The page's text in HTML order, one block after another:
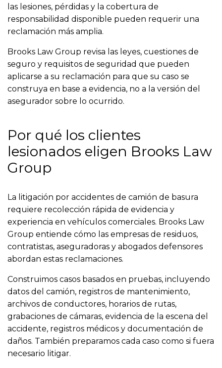
las lesiones, pérdidas y la cobertura de
responsabilidad disponible pueden requerir una
reclamación más amplia.
Brooks Law Group revisa las leyes, cuestiones de
seguro y requisitos de seguridad que pueden
aplicarse a su reclamación para que su caso se
construya en base a evidencia, no a la versión del
asegurador sobre lo ocurrido.
Por qué los clientes
lesionados eligen Brooks Law
Group
La litigación por accidentes de camión de basura
requiere recolección rápida de evidencia y
experiencia en vehículos comerciales. Brooks Law
Group entiende cómo las empresas de residuos,
contratistas, aseguradoras y abogados defensores
abordan estas reclamaciones.
Construimos casos basados en pruebas, incluyendo
datos del camión, registros de mantenimiento,
archivos de conductores, horarios de rutas,
grabaciones de cámaras, evidencia de la escena del
accidente, registros médicos y documentación de
daños. También preparamos cada caso como si fuera
necesario litigar.